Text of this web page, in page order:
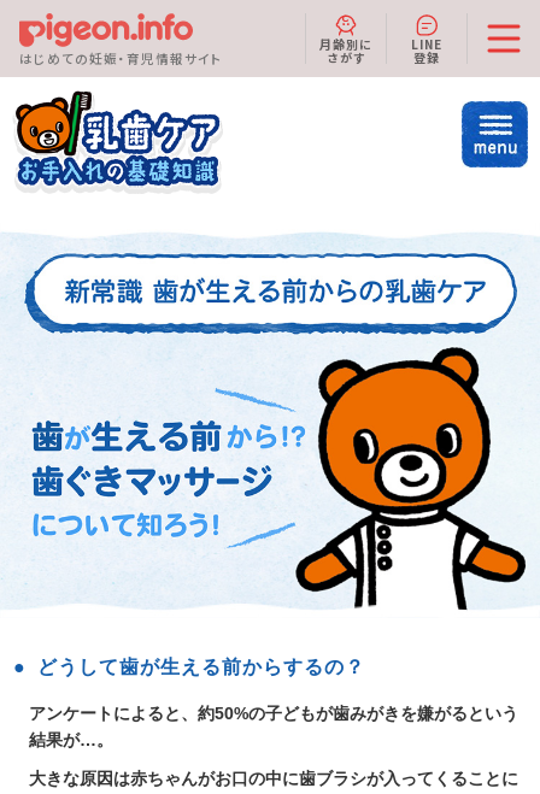
はじめての妊娠・育児情報サイト
月齢別に
さがす
LINE
登録
どうして歯が生える前からするの？
アンケートによると、約50%の子どもが歯みがきを嫌がるという
結果が…。
大きな原因は赤ちゃんがお口の中に歯ブラシが入ってくることに